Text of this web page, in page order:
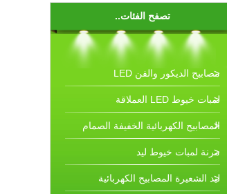
تصفح الفئات..
مصابيح الديكور والفن LED
لمبات خيوط LED العملاقة
المصابيح الكهربائية الخفيفة الصمام
مرنة لمبات خيوط ليد
ليد الشعيرة المصابيح الكهربائية